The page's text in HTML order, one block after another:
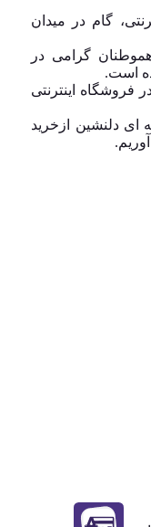
گام در میدان
گرامی در
است.
فروشگاه اینترنتی
ای دلنشین ازخرید